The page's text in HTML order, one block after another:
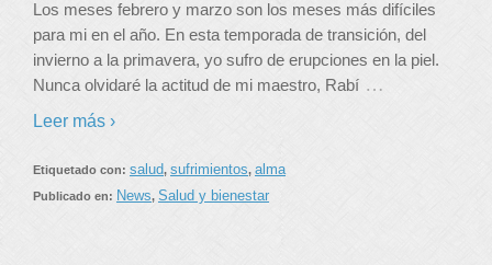
Los meses febrero y marzo son los meses más difíciles
para mi en el año. En esta temporada de transición, del
invierno a la primavera, yo sufro de erupciones en la piel.
Nunca olvidaré la actitud de mi maestro, Rabí …
Leer más ›
Etiquetado con: salud, sufrimientos, alma
Publicado en: News, Salud y bienestar